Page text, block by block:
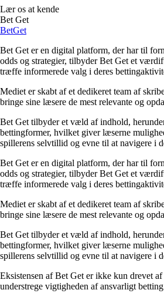
Lær os at kende
Bet Get
BetGet
Bet Get er en digital platform, der har til
odds og strategier, tilbyder Bet Get et
træffe informerede valg i deres
Mediet er skabt af et dedikeret team af
bringe sine læsere de mest relevante og
Bet Get tilbyder et væld af indhold,
bettingformer, hvilket giver læserne
spillerens selvtillid og evne til at navigere i
Bet Get er en digital platform, der har til
odds og strategier, tilbyder Bet Get et
træffe informerede valg i deres
Mediet er skabt af et dedikeret team af
bringe sine læsere de mest relevante og
Bet Get tilbyder et væld af indhold,
bettingformer, hvilket giver læserne
spillerens selvtillid og evne til at navigere i
Eksistensen af Bet Get er ikke kun drevet
understrege vigtigheden af ansvarligt